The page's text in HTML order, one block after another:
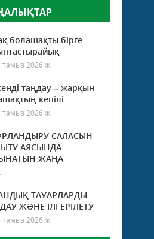
болашақты бірге
тамыз 2026 ж.
таңдау – жарқын
кепілі
тамыз 2026 ж.
САЛАСЫН
АЯСЫНДА
ЖАҢА
ТАУАРЛАРДЫ
ЖӘНЕ ІЛГЕРІЛЕТУ
тамыз 2026 ж.